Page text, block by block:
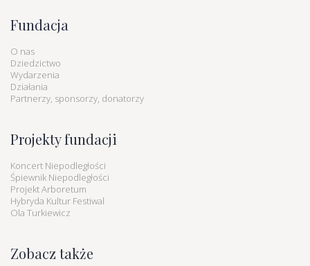
Fundacja
O nas
Dziedzictwo
Wydarzenia
Działania
Partnerzy, sponsorzy, donatorzy
Projekty fundacji
Koncert Niepodległości
Śpiewnik Niepodległości
Projekt Arboretum
Hybryda Kultur Festiwal
Ola Turkiewicz
Zobacz także